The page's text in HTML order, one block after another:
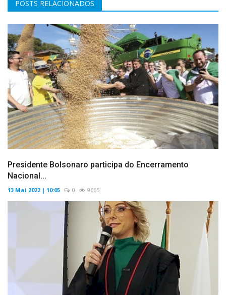
POSTS RELACIONADOS
Presidente Bolsonaro participa do Encerramento
Nacional...
13 Mai 2022 | 10:05 0 9665